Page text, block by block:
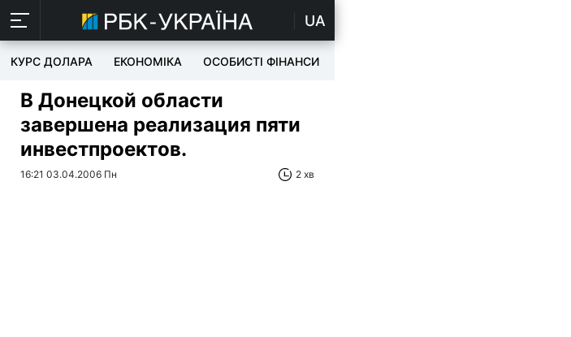
UA
КУРС ДОЛАРА ЕКОНОМІКА ОСОБИСТІ ФІНАНСИ
В Донецкой области
завершена реализация пяти
инвестпроектов.
16:21 03.04.2006 Пн 2 хв